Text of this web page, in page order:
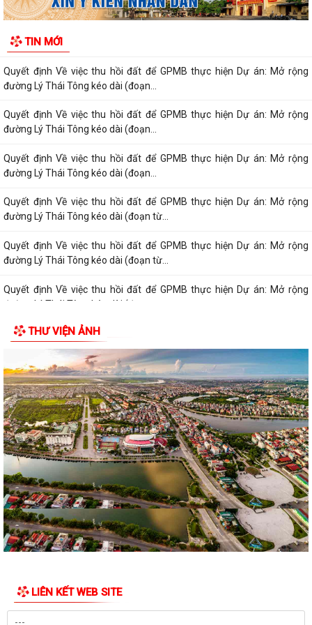
TIN MỚI
đường Lý Thái Tông kéo dài (đoạn...
Quyết định Về việc thu hồi đất để GPMB thực hiện Dự án: Mở rộng
đường Lý Thái Tông kéo dài (đoạn...
Quyết định Về việc thu hồi đất để GPMB thực hiện Dự án: Mở rộng
đường Lý Thái Tông kéo dài (đoạn...
Quyết định Về việc thu hồi đất để GPMB thực hiện Dự án: Mở rộng
đường Lý Thái Tông kéo dài (đoạn...
Quyết định Về việc thu hồi đất để GPMB thực hiện Dự án: Mở rộng
đường Lý Thái Tông kéo dài (đoạn từ...
Quyết định Về việc thu hồi đất để GPMB thực hiện Dự án: Mở rộng
đường Lý Thái Tông kéo dài (đoạn từ...
Quyết định Về việc thu hồi đất để GPMB thực hiện Dự án: Mở rộng
đường Lý Thái Tông kéo dài (đoạn...
Quyết định Về việc thu hồi đất để GPMB thực hiện Dự án: Mở rộng
đường Lý Thái Tông kéo dài (đoạn...
Quyết định Về việc thu hồi đất để GPMB thực hiện Dự án: Mở rộng
đường Lý Thái Tông kéo dài (đoạn...
Quyết định về việc thu hồi đất để GPMB thực hiện Dự án: Mở rộng
đường Lý Thái Tông kéo dài (đoạn...
Quyết định Về việc thu hồi đất để GPMB thực hiện Dự án: Mở rộng
đường Lý Thái Tông kéo dài (đoạn...
Quyết định Về việc thu hồi đất để GPMB thực hiện Dự án: Mở rộng
đường Lý Thái Tông kéo dài (đoạn...
Quyết định Về việc thu hồi đất để GPMB thực hiện Dự án: Mở rộng
Quyết định Về việc thu hồi đất để GPMB thực hiện Dự án: Mở rộng
đường Lý Thái Tông kéo dài (đoạn...
THƯ VIỆN ẢNH
LIÊN KẾT WEB SITE